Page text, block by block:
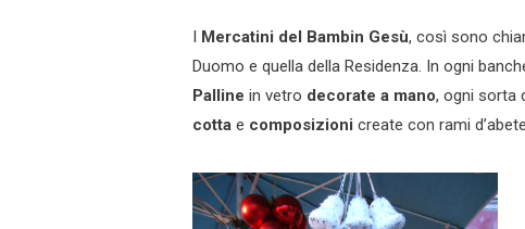
Mercatini del Bambin Gesù, così sono
Duomo e quella della Residenza. In ogni
Palline in vetro decorate a mano, ogni sorta
cotta e composizioni create con rami